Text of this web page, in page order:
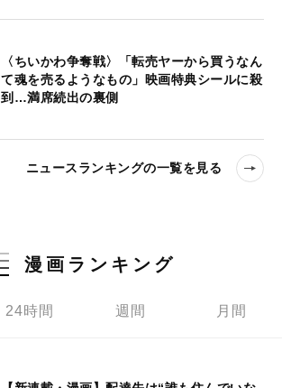
〈ちいかわ争奪戦〉「転売ヤーから買うなん
て魂を売るようなもの」映画特典シールに殺
到…満席続出の裏側
ニュースランキングの一覧を見る
漫画ランキング
24時間 週間 月間